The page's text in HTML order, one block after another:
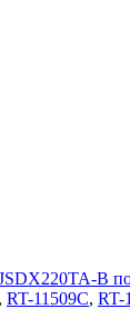
B
, RT-11509C, RT-